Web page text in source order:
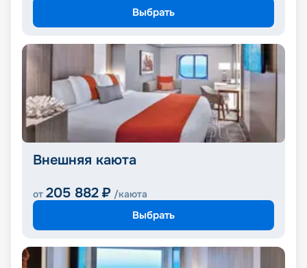
Выбрать
Внешняя каюта
от 205 882 ₽ /каюта
Выбрать